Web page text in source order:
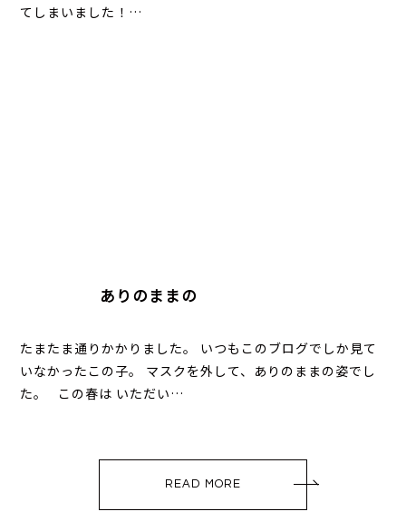
てしまいました！…
ありのままの
たまたま通りかかりました。 いつもこのブログでしか見て
いなかったこの子。 マスクを外して、ありのままの姿でし
た。 この春は いただい…
READ MORE